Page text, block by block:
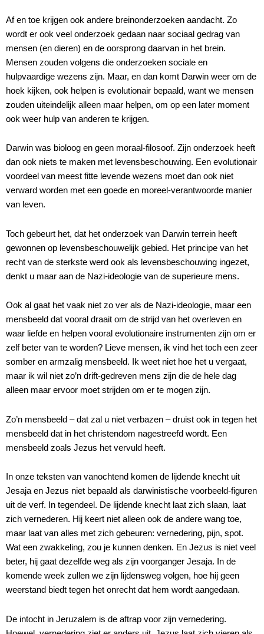
Af en toe krijgen ook andere breinonderzoeken aandacht. Zo
wordt er ook veel onderzoek gedaan naar sociaal gedrag van
mensen (en dieren) en de oorsprong daarvan in het brein.
Mensen zouden volgens die onderzoeken sociale en
hulpvaardige wezens zijn. Maar, en dan komt Darwin weer om de
hoek kijken, ook helpen is evolutionair bepaald, want we mensen
zouden uiteindelijk alleen maar helpen, om op een later moment
ook weer hulp van anderen te krijgen.
Darwin was bioloog en geen moraal-filosoof. Zijn onderzoek heeft
dan ook niets te maken met levensbeschouwing. Een evolutionair
voordeel van meest fitte levende wezens moet dan ook niet
verward worden met een goede en moreel-verantwoorde manier
van leven.
Toch gebeurt het, dat het onderzoek van Darwin terrein heeft
gewonnen op levensbeschouwelijk gebied. Het principe van het
recht van de sterkste werd ook als levensbeschouwing ingezet,
denkt u maar aan de Nazi-ideologie van de superieure mens.
Ook al gaat het vaak niet zo ver als de Nazi-ideologie, maar een
mensbeeld dat vooral draait om de strijd van het overleven en
waar liefde en helpen vooral evolutionaire instrumenten zijn om er
zelf beter van te worden? Lieve mensen, ik vind het toch een zeer
somber en armzalig mensbeeld. Ik weet niet hoe het u vergaat,
maar ik wil niet zo’n drift-gedreven mens zijn die de hele dag
alleen maar ervoor moet strijden om er te mogen zijn.
Zo’n mensbeeld – dat zal u niet verbazen – druist ook in tegen het
mensbeeld dat in het christendom nagestreefd wordt. Een
mensbeeld zoals Jezus het vervuld heeft.
In onze teksten van vanochtend komen de lijdende knecht uit
Jesaja en Jezus niet bepaald als darwinistische voorbeeld-figuren
uit de verf. In tegendeel. De lijdende knecht laat zich slaan, laat
zich vernederen. Hij keert niet alleen ook de andere wang toe,
maar laat van alles met zich gebeuren: vernedering, pijn, spot.
Wat een zwakkeling, zou je kunnen denken. En Jezus is niet veel
beter, hij gaat dezelfde weg als zijn voorganger Jesaja. In de
komende week zullen we zijn lijdensweg volgen, hoe hij geen
weerstand biedt tegen het onrecht dat hem wordt aangedaan.
De intocht in Jeruzalem is de aftrap voor zijn vernedering.